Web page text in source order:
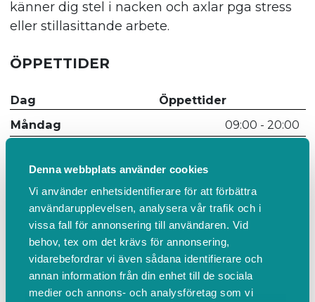
Denna webbplats använder cookies
Vi använder enhetsidentifierare för att förbättra
användarupplevelsen, analysera vår trafik och i
vissa fall för annonsering till användaren. Vid
behov, tex om det krävs för annonsering,
vidarebefordrar vi även sådana identifierare och
annan information från din enhet till de sociala
medier och annons- och analysföretag som vi
känner dig stel i nacken och axlar pga stress
eller stillasittande arbete.
ÖPPETTIDER
Dag
Öppettider
Måndag
09:00 - 20:00
Onsdag
Torsdag
09:00 - 20:00
Fredag
09:00 - 20:00
Lördag
09:00 - 20:00